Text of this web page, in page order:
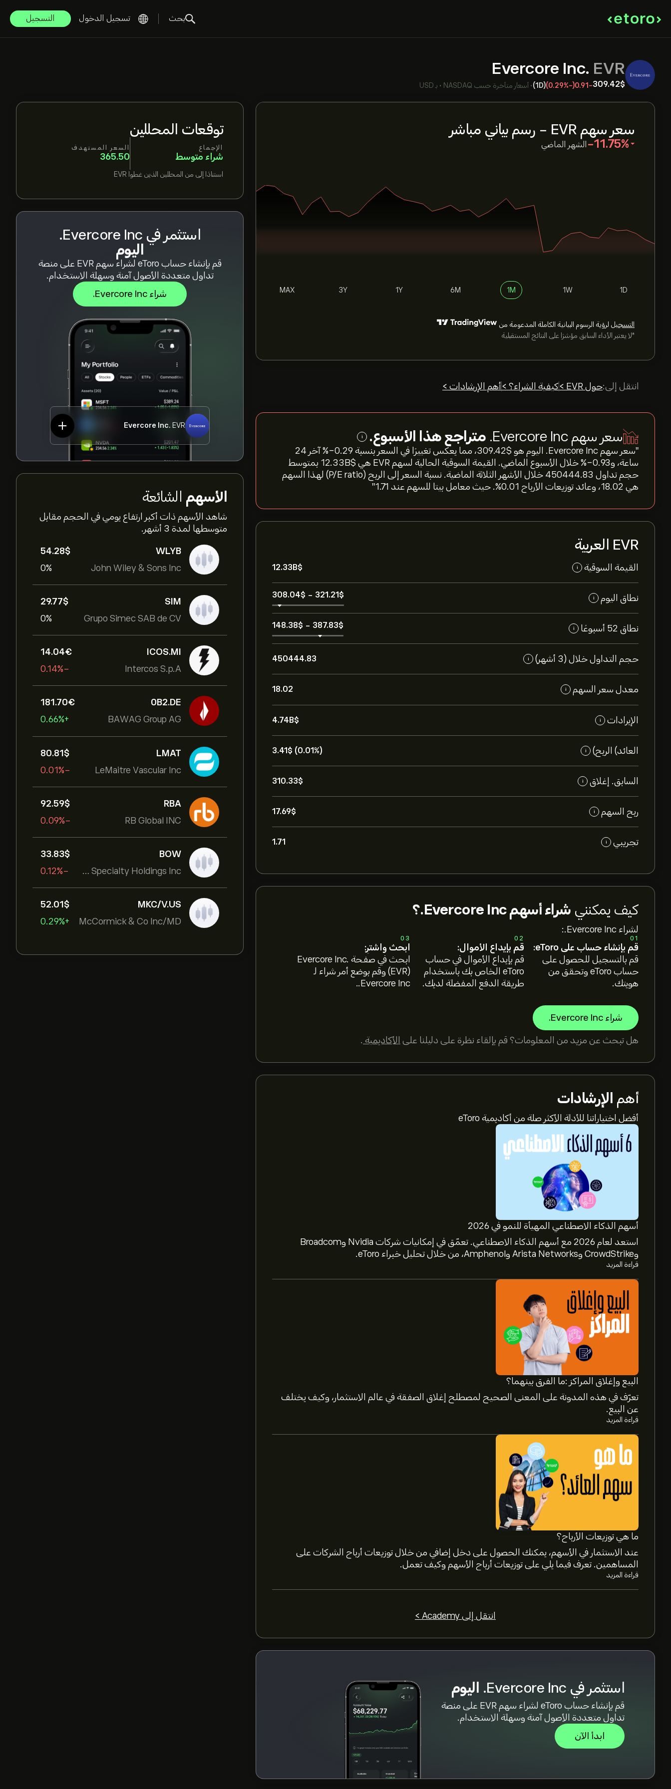
بحث تسجيل الدخول التسجيل
Evercore Inc. EVR
309.42‎$‎
-0.91
(-0.29%)
(1D)
• أسعار متأخرة حسب NASDAQ
• بـ USD
توقعات المحللين
الإجماع
شراء متوسط
السعر المستهدف
365.50
استنادًا إلى من المحللين الذين غطوا EVR
استثمر في Evercore Inc.
اليوم
قم بإنشاء حساب eToro لشراء سهم EVR على منصة
تداول متعددة الأصول آمنة وسهلة الاستخدام.
شراء Evercore Inc.
Evercore Inc. EVR
الأسهم الشائعة
شاهد الأسهم ذات أكبر ارتفاع يومي في الحجم مقابل
متوسطها لمدة 3 أشهر.
WLYB
John Wiley & Sons Inc
54.28‎$‎
0%
SIM
Grupo Simec SAB de CV
29.77‎$‎
0%
ICOS.MI
Intercos S.p.A
14.04‎€‎
-0.14%
0B2.DE
BAWAG Group AG
181.70‎€‎
+0.66%
LMAT
LeMaitre Vascular Inc
80.81‎$‎
-0.01%
RBA
RB Global INC
92.59‎$‎
-0.09%
BOW
Bowhead Specialty Holdings Inc
33.83‎$‎
-0.12%
MKC/V.US
McCormick & Co Inc/MD
52.01‎$‎
+0.29%
سعر سهم EVR - رسم بياني مباشر
‎-11.75‎ الشهر الماضي
1D
1W
1M
6M
1Y
3Y
MAX
التسجيل لرؤية الرسوم البيانية الكاملة المدعومة من
*لا يعتبر الأداء السابق مؤشرًا على النتائج المستقبلية
انتقل إلى:حول EVR > كيفية الشراء؟ >أهم الإرشادات >
سعر سهم Evercore Inc. متراجع هذا الأسبوع. i
"سعر سهم Evercore Inc. اليوم هو 309.42‎$‎، مما يعكس تغييرًا في السعر بنسبة ‎-0.29‎% آخر 24
ساعة، و‎-0.93‎% خلال الأسبوع الماضي. القيمة السوقية الحالية لسهم EVR هي 12.33B‎$‎ بمتوسط
حجم تداول 450444.83 خلال الأشهر الثلاثة الماضية. نسبة السعر إلى الربح (P/E ratio) لهذا السهم
هي 18.02، وعائد توزيعات الأرباح 0.01%. حيث معامل بيتا للسهم عند 1.71"
EVR العربية
القيمة السوقية i
12.33B‎$‎
نطاق اليوم i
308.04‎$‎ - 321.21‎$‎
نطاق 52 أسبوعًا i
148.38‎$‎ - 387.83‎$‎
حجم التداول خلال (3 أشهر) i
450444.83
معدل سعر السهم i
18.02
الإيرادات i
4.74B‎$‎
العائد) الربح) i
3.41‎$‎ (0.01%)
السابق. إغلاق i
310.33‎$‎
ربح السهم i
17.69‎$‎
تجريبي i
1.71
كيف يمكنني شراء أسهم Evercore Inc.؟
لشراء Evercore Inc.:
01
قم بإنشاء حساب على eToro:
قم بالتسجيل للحصول على
حساب eToro وتحقق من
هويتك.
02
قم بإيداع الأموال:
قم بإيداع الأموال في حساب
eToro الخاص بك باستخدام
طريقة الدفع المفضلة لديك.
03
ابحث واشترِ:
ابحث في صفحة Evercore Inc.
(EVR) وقم بوضع أمر شراء لـ
Evercore Inc..
شراء Evercore Inc.
هل تبحث عن مزيد من المعلومات؟ قم بإلقاء نظرة على دليلنا على الأكاديمية .
أهم الإرشادات
أفضل اختياراتنا للأدلة الأكثر صلة من أكاديمية eToro
أسهم الذكاء الاصطناعي المهيأة للنمو في 2026
استعد لعام 2026 مع أسهم الذكاء الاصطناعي. تعمّق في إمكانيات شركات Nvidia وBroadcom
وCrowdStrike وArista Networks وAmphenol، من خلال تحليل خبراء eToro.
قراءة المزيد
البيع وإغلاق المراكز :ما الفرق بينهما؟
تعرّف في هذه المدونة على المعنى الصحيح لمصطلح إغلاق الصفقة في عالم الاستثمار، وكيف يختلف
عن البيع.
قراءة المزيد
ما هي توزيعات الأرباح؟
عند الاستثمار في الأسهم، يمكنك الحصول على دخل إضافي من خلال توزيعات أرباح الشركات على
المساهمين. تعرف فيما يلي على توزيعات أرباح الأسهم وكيف تعمل.
قراءة المزيد
انتقل إلى Academy >
استثمر في Evercore Inc. اليوم
قم بإنشاء حساب eToro لشراء سهم EVR على منصة
تداول متعددة الأصول آمنة وسهلة الاستخدام.
ابدأ الآن
سعر EVR الآن هو 309.42‎$‎.
متوسط السعر المستهدف لسهم Evercore Inc. هو 309.42‎$‎.
توقعات المحللين والأسعار المستهدفة للأسهم.
المتوقع. راقِب آخر التوقعات لتحركات الأسعار المستقبلية.
القيمة السوقية لـ Evercore Inc. هي 12.33B‎$‎ دولار